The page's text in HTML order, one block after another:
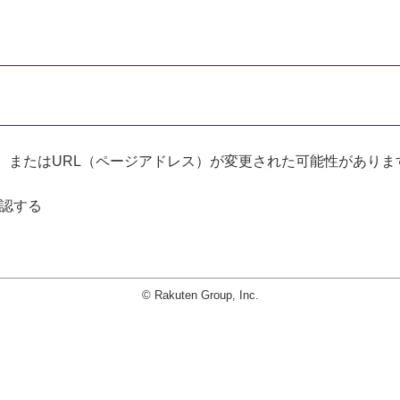
たはURL（ページアドレス）が変更された可能性がありま
する
© Rakuten Group, Inc.